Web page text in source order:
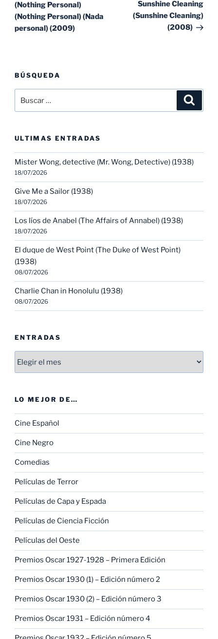
(Nothing Personal)
(Nothing Personal) (Nada
personal) (2009)
Sunshine Cleaning
(Sunshine Cleaning)
(2008)
BÚSQUEDA
por:
ULTIMAS ENTRADAS
Mister Wong, detective (Mr. Wong, Detective) (1938)
18/07/2026
Give Me a Sailor (1938)
18/07/2026
Los líos de Anabel (The Affairs of Annabel) (1938)
18/07/2026
El duque de West Point (The Duke of West Point)
(1938)
08/07/2026
Charlie Chan in Honolulu (1938)
08/07/2026
ENTRADAS
LO MEJOR DE…
Cine Español
Cine Negro
Comedias
Películas de Terror
Películas de Capa y Espada
Películas de Ciencia Ficción
Películas del Oeste
Premios Oscar 1927-1928 – Primera Edición
Premios Oscar 1930 (1) – Edición número 2
Premios Oscar 1930 (2) – Edición número 3
Premios Oscar 1931 – Edición número 4